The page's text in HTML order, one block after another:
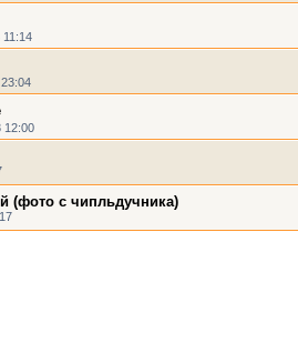
12:00
(фото с чипльдучника)